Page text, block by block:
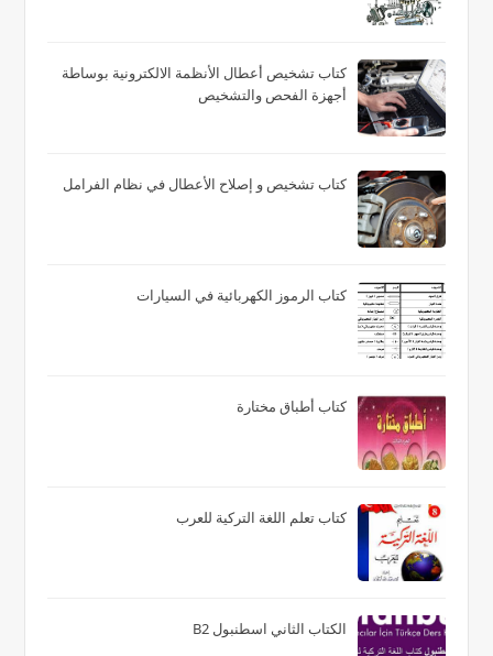
كتاب تشخيص أعطال الأنظمة الالكترونية بوساطة
أجهزة الفحص والتشخيص
كتاب تشخيص و إصلاح الأعطال في نظام الفرامل
كتاب الرموز الكهربائية في السيارات
كتاب أطباق مختارة
كتاب تعلم اللغة التركية للعرب
الكتاب الثاني اسطنبول B2